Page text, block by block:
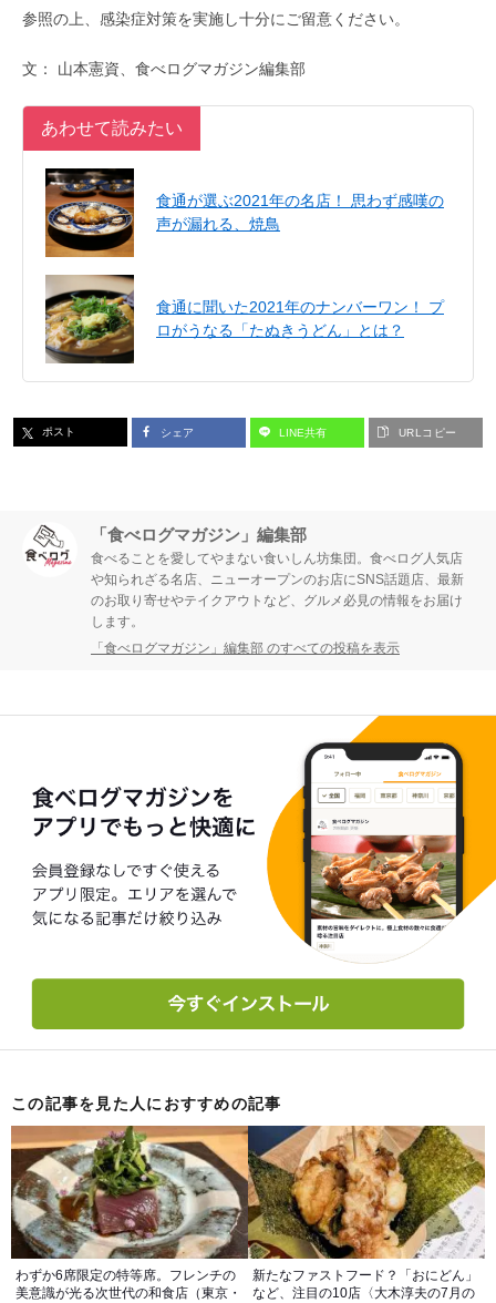
参照の上、感染症対策を実施し十分にご留意ください。
文： 山本憲資、食べログマガジン編集部
あわせて読みたい
食通が選ぶ2021年の名店！ 思わず感嘆の
声が漏れる、焼鳥
食通に聞いた2021年のナンバーワン！ プ
ロがうなる「たぬきうどん」とは？
ポスト シェア LINE共有 URLコピー
「食べログマガジン」編集部
食べることを愛してやまない食いしん坊集団。食べログ人気店
や知られざる名店、ニューオープンのお店にSNS話題店、最新
のお取り寄せやテイクアウトなど、グルメ必見の情報をお届け
します。
「食べログマガジン」編集部 のすべての投稿を表示
この記事を見た人におすすめの記事
わずか6席限定の特等席。フレンチの
美意識が光る次世代の和食店（東京・
新たなファストフード？「おにどん」
など、注目の10店〈大木淳夫の7月の